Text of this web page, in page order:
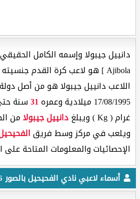
Ajibola ] هو لاعب كرة القدم جنسيته من دولة
اللاعب دانييل جيبولا هو من أصل دولة
17/08/1995 ميلادية وعمره
31سنة
غرام ( Kg ) ويبلغ
دانييل جيبولامن
ويلعب في مركز وسط فريق
الإحصائيات والمعلومات المتاحة على
أسماء لاعبي نادي الفحيحيل بالصور 2026